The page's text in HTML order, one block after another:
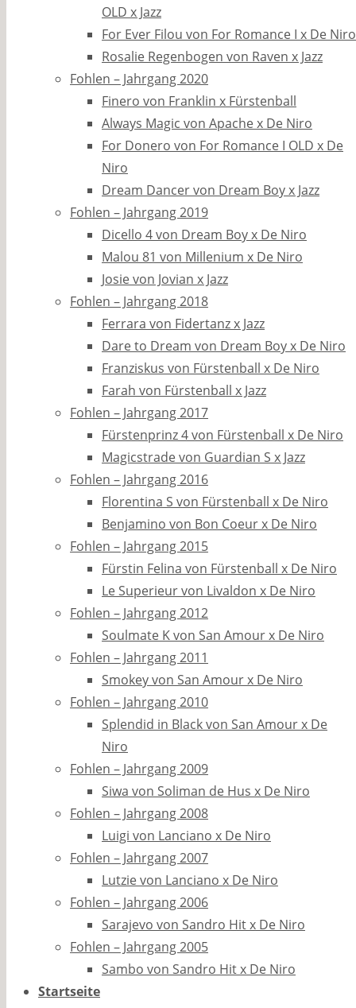
OLD x Jazz
For Ever Filou von For Romance I x De Niro
Rosalie Regenbogen von Raven x Jazz
Fohlen – Jahrgang 2020
Finero von Franklin x Fürstenball
Always Magic von Apache x De Niro
For Donero von For Romance I OLD x De
Niro
Dream Dancer von Dream Boy x Jazz
Fohlen – Jahrgang 2019
Dicello 4 von Dream Boy x De Niro
Malou 81 von Millenium x De Niro
Josie von Jovian x Jazz
Fohlen – Jahrgang 2018
Ferrara von Fidertanz x Jazz
Dare to Dream von Dream Boy x De Niro
Franziskus von Fürstenball x De Niro
Farah von Fürstenball x Jazz
Fohlen – Jahrgang 2017
Fürstenprinz 4 von Fürstenball x De Niro
Magicstrade von Guardian S x Jazz
Fohlen – Jahrgang 2016
Florentina S von Fürstenball x De Niro
Benjamino von Bon Coeur x De Niro
Fohlen – Jahrgang 2015
Fürstin Felina von Fürstenball x De Niro
Le Superieur von Livaldon x De Niro
Fohlen – Jahrgang 2012
Soulmate K von San Amour x De Niro
Fohlen – Jahrgang 2011
Smokey von San Amour x De Niro
Fohlen – Jahrgang 2010
Splendid in Black von San Amour x De
Niro
Fohlen – Jahrgang 2009
Siwa von Soliman de Hus x De Niro
Fohlen – Jahrgang 2008
Luigi von Lanciano x De Niro
Fohlen – Jahrgang 2007
Lutzie von Lanciano x De Niro
Fohlen – Jahrgang 2006
Sarajevo von Sandro Hit x De Niro
Fohlen – Jahrgang 2005
Sambo von Sandro Hit x De Niro
Startseite